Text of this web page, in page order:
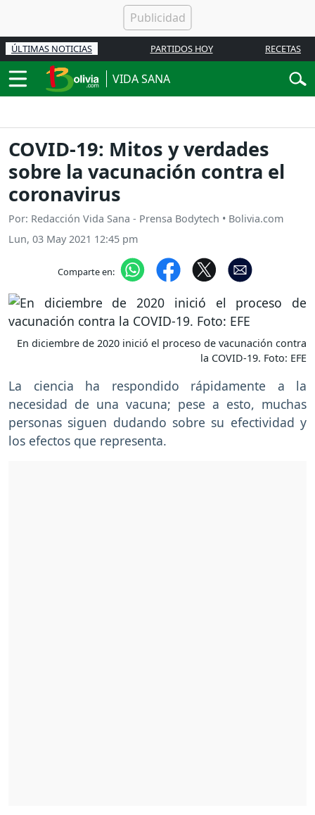
ÚLTIMAS NOTICIAS PARTIDOS HOY RECETAS
VIDA SANA
COVID-19: Mitos y verdades
sobre la vacunación contra el
coronavirus
Por: Redacción Vida Sana - Prensa Bodytech • Bolivia.com
Lun, 03 May 2021 12:45 pm
Comparte en:
En diciembre de 2020 inició el proceso de vacunación contra
la COVID-19. Foto: EFE
La ciencia ha respondido rápidamente a la
necesidad de una vacuna; pese a esto, muchas
personas siguen dudando sobre su efectividad y
los efectos que representa.